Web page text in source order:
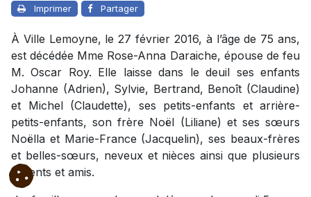
Imprimer Partager
À Ville Lemoyne, le 27 février 2016, à l’âge de 75 ans,
est décédée Mme Rose-Anna Daraiche, épouse de feu
M. Oscar Roy. Elle laisse dans le deuil ses enfants
Johanne (Adrien), Sylvie, Bertrand, Benoît (Claudine)
et Michel (Claudette), ses petits-enfants et arrière-
petits-enfants, son frère Noël (Liliane) et ses sœurs
Noëlla et Marie-France (Jacquelin), ses beaux-frères
et belles-sœurs, neveux et nièces ainsi que plusieurs
parents et amis.